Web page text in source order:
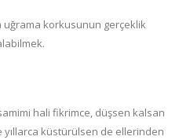
uğrama korkusunun gerçeklik
hali fikrimce, düşsen kalsan
yıllarca küstürülsen de ellerinden